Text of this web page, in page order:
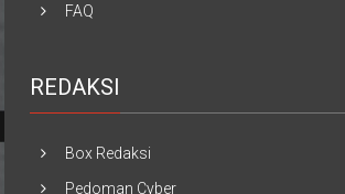
FAQ
REDAKSI
Box Redaksi
Pedoman Cyber